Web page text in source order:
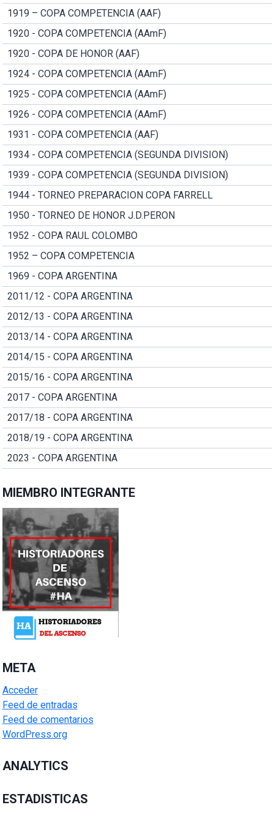
1919 – COPA COMPETENCIA (AAF)
1920 - COPA COMPETENCIA (AAmF)
1920 - COPA DE HONOR (AAF)
1924 - COPA COMPETENCIA (AAmF)
1925 - COPA COMPETENCIA (AAmF)
1926 - COPA COMPETENCIA (AAmF)
1931 - COPA COMPETENCIA (AAF)
1934 - COPA COMPETENCIA (SEGUNDA DIVISION)
1939 - COPA COMPETENCIA (SEGUNDA DIVISION)
1944 - TORNEO PREPARACION COPA FARRELL
1950 - TORNEO DE HONOR J.D.PERON
1952 - COPA RAUL COLOMBO
1952 – COPA COMPETENCIA
1969 - COPA ARGENTINA
2011/12 - COPA ARGENTINA
2012/13 - COPA ARGENTINA
2013/14 - COPA ARGENTINA
2014/15 - COPA ARGENTINA
2015/16 - COPA ARGENTINA
2017 - COPA ARGENTINA
2017/18 - COPA ARGENTINA
2018/19 - COPA ARGENTINA
2023 - COPA ARGENTINA
MIEMBRO INTEGRANTE
META
Acceder
Feed de entradas
Feed de comentarios
WordPress.org
ANALYTICS
ESTADISTICAS